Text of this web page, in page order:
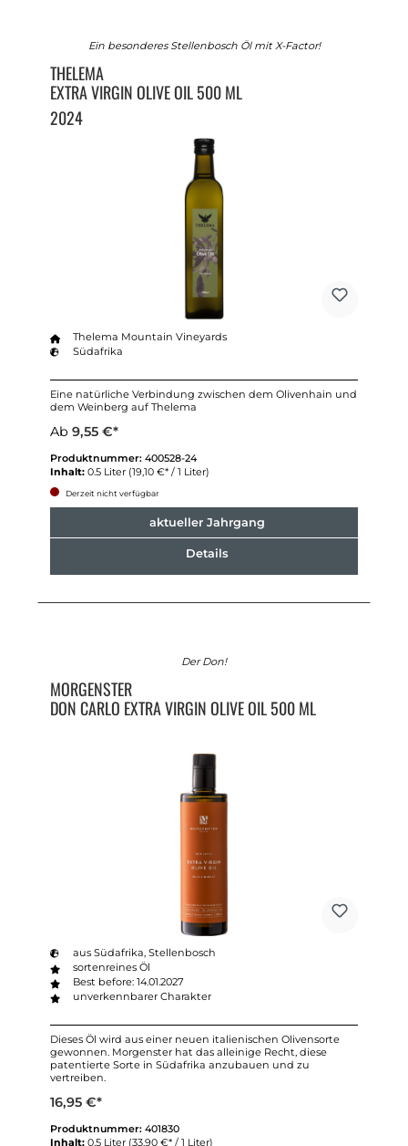
Ein besonderes Stellenbosch Öl mit X-Factor!
THELEMA
EXTRA VIRGIN OLIVE OIL 500 ML
2024
Thelema Mountain Vineyards
Südafrika
Eine natürliche Verbindung zwischen dem Olivenhain und
dem Weinberg auf Thelema
Ab 9,55 €*
Produktnummer: 400528-24
Inhalt: 0.5 Liter (19,10 €* / 1 Liter)
Derzeit nicht verfügbar
aktueller Jahrgang
Details
Der Don!
MORGENSTER
DON CARLO EXTRA VIRGIN OLIVE OIL 500 ML
aus Südafrika, Stellenbosch
sortenreines Öl
Best before: 14.01.2027
unverkennbarer Charakter
Dieses Öl wird aus einer neuen italienischen Olivensorte
gewonnen. Morgenster hat das alleinige Recht, diese
patentierte Sorte in Südafrika anzubauen und zu
vertreiben.
16,95 €*
Produktnummer: 401830
Inhalt: 0.5 Liter (33,90 €* / 1 Liter)